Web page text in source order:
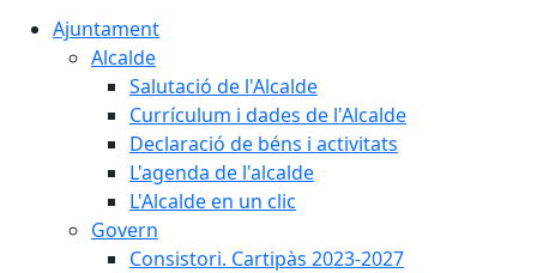
Ajuntament
Alcalde
Salutació de l'Alcalde
Currículum i dades de l'Alcalde
Declaració de béns i activitats
L'agenda de l'alcalde
L'Alcalde en un clic
Govern
Consistori. Cartipàs 2023-2027